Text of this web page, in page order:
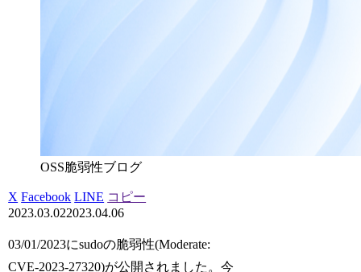
OSS脆弱性ブログ
X Facebook LINE コピー
2023.03.022023.04.06
03/01/2023にsudoの脆弱性(Moderate:
CVE-2023-27320)が公開されました。今